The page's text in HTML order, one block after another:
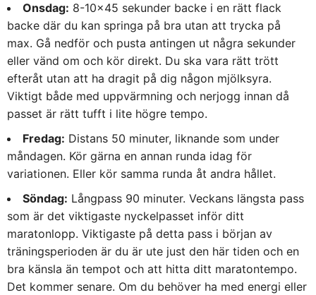
Onsdag: 8-10×45 sekunder backe i en rätt flack
backe där du kan springa på bra utan att trycka på
max. Gå nedför och pusta antingen ut några sekunder
eller vänd om och kör direkt. Du ska vara rätt trött
efteråt utan att ha dragit på dig någon mjölksyra.
Viktigt både med uppvärmning och nerjogg innan då
passet är rätt tufft i lite högre tempo.
Fredag: Distans 50 minuter, liknande som under
måndagen. Kör gärna en annan runda idag för
variationen. Eller kör samma runda åt andra hållet.
Söndag: Långpass 90 minuter. Veckans längsta pass
som är det viktigaste nyckelpasset inför ditt
maratonlopp. Viktigaste på detta pass i början av
träningsperioden är du är ute just den här tiden och en
bra känsla än tempot och att hitta ditt maratontempo.
Det kommer senare. Om du behöver ha med energi eller